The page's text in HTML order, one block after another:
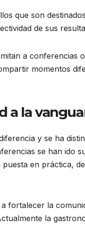
que son
de sus
a conferencias
momentos
a la
y se ha
se han ido
en práctica,
fortalecer la
la